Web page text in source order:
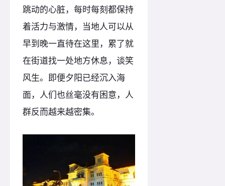
跳动的心脏，每时每刻都保持
着活力与激情，当地人可以从
早到晚一直待在这里，累了就
在街道找一处地方休息，谈笑
风生。即便夕阳已经沉入海
面，人们也丝毫没有困意，人
群反而越来越密集。